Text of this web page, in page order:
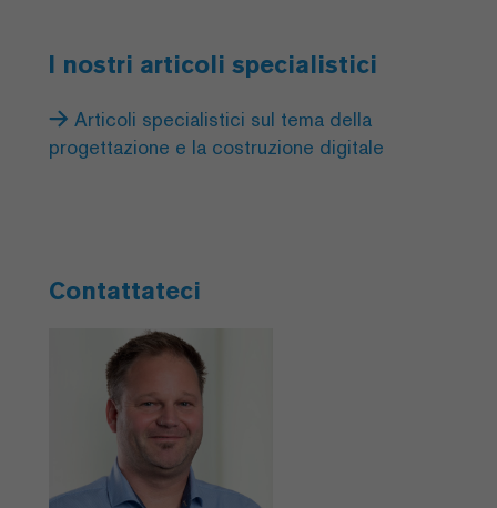
I nostri articoli specialistici
Articoli specialistici sul tema della
progettazione e la costruzione digitale
Contattateci